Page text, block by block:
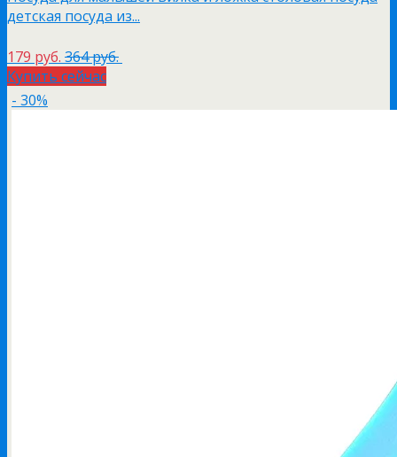
детская посуда из...
179 руб. 364 руб.
Купить сейчас
- 30%